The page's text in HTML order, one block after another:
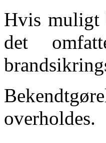
Hvis muligt
det
overholdes.